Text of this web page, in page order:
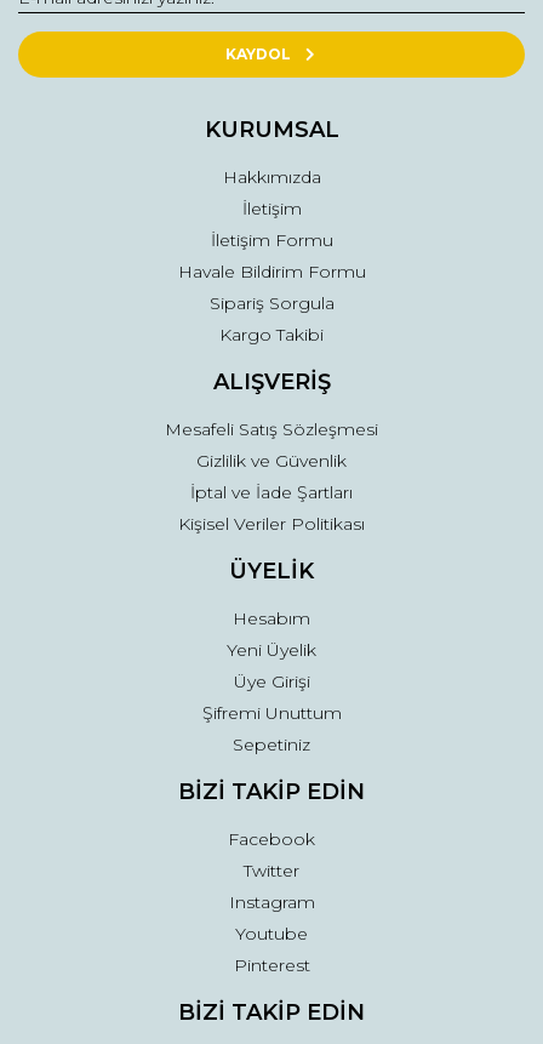
KAYDOL
KURUMSAL
Hakkımızda
İletişim
İletişim Formu
Havale Bildirim Formu
Sipariş Sorgula
Kargo Takibi
ALIŞVERİŞ
Mesafeli Satış Sözleşmesi
Gizlilik ve Güvenlik
İptal ve İade Şartları
Kişisel Veriler Politikası
ÜYELİK
Hesabım
Yeni Üyelik
Üye Girişi
Şifremi Unuttum
Sepetiniz
BİZİ TAKİP EDİN
Facebook
Twitter
Instagram
Youtube
Pinterest
BİZİ TAKİP EDİN